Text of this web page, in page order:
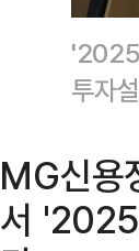
'2025
투자
MG신용
서 '2025